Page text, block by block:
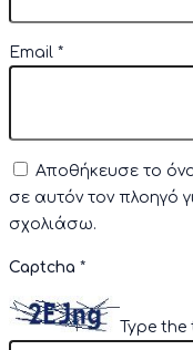
Email *
Αποθήκευσε το
σε αυτόν τον πλοηγό
σχολιάσω.
Captcha *
Type